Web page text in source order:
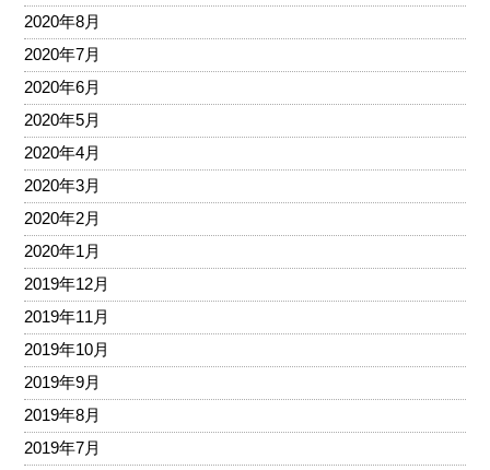
2020年8月
2020年7月
2020年6月
2020年5月
2020年4月
2020年3月
2020年2月
2020年1月
2019年12月
2019年11月
2019年10月
2019年9月
2019年8月
2019年7月